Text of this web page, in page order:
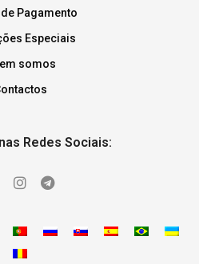
Pagamento
Especiais
somos
Redes Sociais: